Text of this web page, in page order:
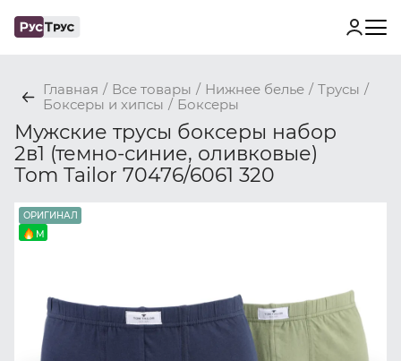
Главная / Все товары / Нижнее белье / Трусы /
Боксеры и хипсы / Боксеры
Мужские трусы боксеры набор
2в1 (темно-синие, оливковые)
Tom Tailor 70476/6061 320
ОРИГИНАЛ
M